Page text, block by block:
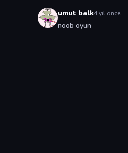
umut balk4 yıl önce
noob oyun